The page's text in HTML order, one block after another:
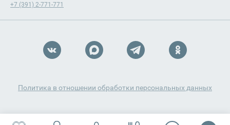
+7 (391) 2-771-771
Политика в отношении обработки персональных данных